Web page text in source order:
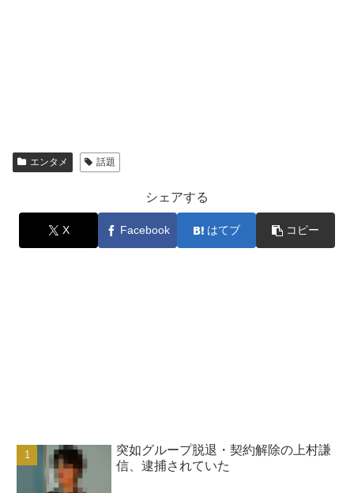
エンタメ 話題
シェアする
X Facebook はてブ コピー
突如グループ脱退・契約解除の上村謙
信、逮捕されていた